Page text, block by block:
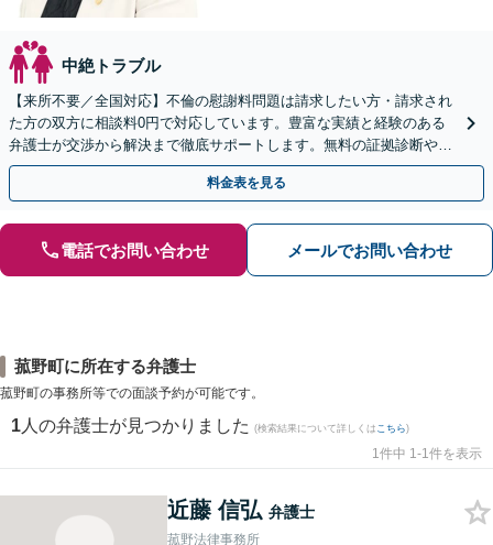
中絶トラブル
【来所不要／全国対応】不倫の慰謝料問題は請求したい方・請求され
た方の双方に相談料0円で対応しています。豊富な実績と経験のある
弁護士が交渉から解決まで徹底サポートします。無料の証拠診断や着
手金の返還保証もありますので安心してご相談ください。
料金表を見る
電話でお問い合わせ メールでお問い合わせ
菰野町に所在する弁護士
菰野町の事務所等での面談予約が可能です。
1 人の弁護士が見つかりました (検索結果について詳しくは こちら)
1件中 1-1件を表示
近藤 信弘 弁護士
菰野法律事務所